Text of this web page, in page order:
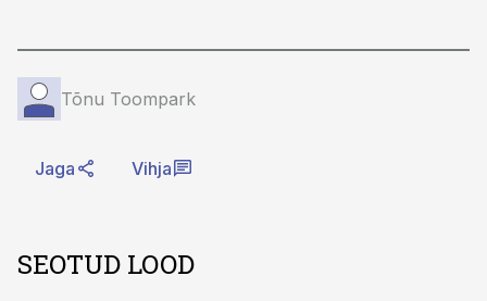
Tõnu Toompark
Jaga Vihja
SEOTUD LOOD